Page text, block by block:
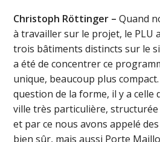
Christoph Röttinger –Quand
à travailler sur le projet, le PLU
trois bâtiments distincts sur le
a été de concentrer ce
unique, beaucoup plus
question de la forme, il y a celle
ville très particulière, structurée
et par ce nous avons appelé des
bien sûr, mais aussi Porte